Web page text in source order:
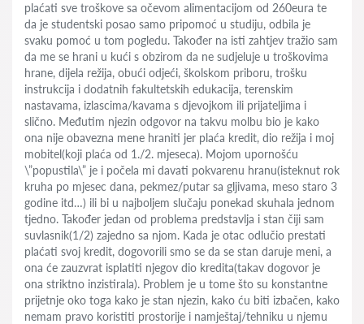
plaćati sve troškove sa očevom alimentacijom od 260eura te
da je studentski posao samo pripomoć u studiju, odbila je
svaku pomoć u tom pogledu. Također na isti zahtjev tražio sam
da me se hrani u kući s obzirom da ne sudjeluje u troškovima
hrane, dijela režija, obući odjeći, školskom priboru, trošku
instrukcija i dodatnih fakultetskih edukacija, terenskim
nastavama, izlascima/kavama s djevojkom ili prijateljima i
slično. Međutim njezin odgovor na takvu molbu bio je kako
ona nije obavezna mene hraniti jer plaća kredit, dio režija i moj
mobitel(koji plaća od 1./2. mjeseca). Mojom upornošću
\”popustila\” je i počela mi davati pokvarenu hranu(isteknut rok
kruha po mjesec dana, pekmez/putar sa gljivama, meso staro 3
godine itd…) ili bi u najboljem slučaju ponekad skuhala jednom
tjedno. Također jedan od problema predstavlja i stan čiji sam
suvlasnik(1/2) zajedno sa njom. Kada je otac odlučio prestati
plaćati svoj kredit, dogovorili smo se da se stan daruje meni, a
ona će zauzvrat isplatiti njegov dio kredita(takav dogovor je
ona striktno inzistirala). Problem je u tome što su konstantne
prijetnje oko toga kako je stan njezin, kako ću biti izbačen, kako
nemam pravo koristiti prostorije i namještaj/tehniku u njemu